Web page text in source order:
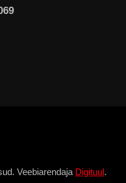
Veebiarendaja Digituul.